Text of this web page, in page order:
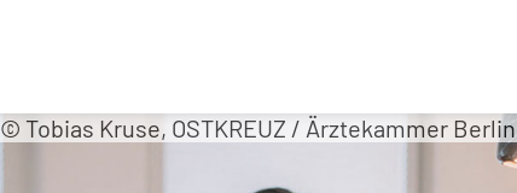
© Tobias Kruse, OSTKREUZ / Ärztekammer Berlin